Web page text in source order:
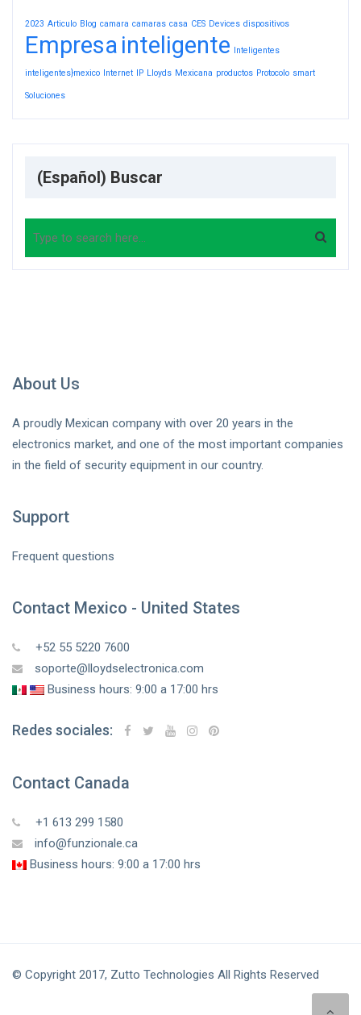
2023 Articulo Blog camara camaras casa CES Devices dispositivos
Empresa inteligente Inteligentes
inteligentes}mexico Internet IP Lloyds Mexicana productos Protocolo smart
Soluciones
(Español) Buscar
About Us
A proudly Mexican company with over 20 years in the
electronics market, and one of the most important companies
in the field of security equipment in our country.
Support
Frequent questions
Contact Mexico - United States
+52 55 5220 7600
soporte@lloydselectronica.com
Business hours: 9:00 a 17:00 hrs
Redes sociales:
Contact Canada
+1 613 299 1580
info@funzionale.ca
Business hours: 9:00 a 17:00 hrs
© Copyright 2017, Zutto Technologies All Rights Reserved